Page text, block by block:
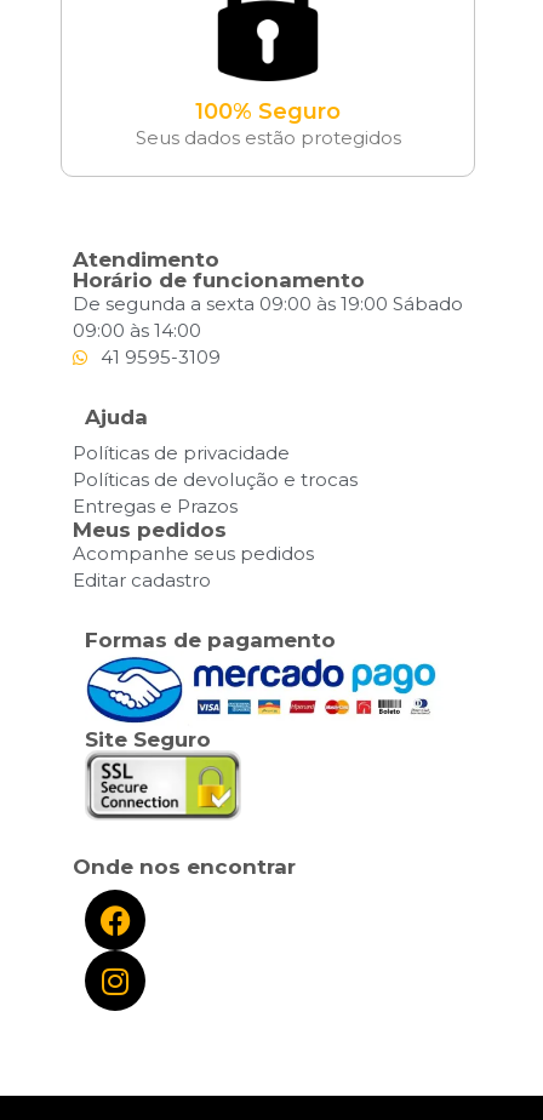
100% Seguro
Seus dados estão protegidos
Atendimento
Horário de funcionamento
De segunda a sexta 09:00 às 19:00 Sábado
09:00 às 14:00
41 9595-3109
Ajuda
Políticas de privacidade
Políticas de devolução e trocas
Entregas e Prazos
Meus pedidos
Acompanhe seus pedidos
Editar cadastro
Formas de pagamento
Site Seguro
Onde nos encontrar